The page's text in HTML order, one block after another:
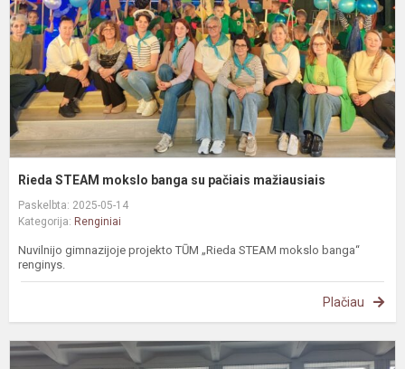
Rieda STEAM mokslo banga su pačiais mažiausiais
Paskelbta: 2025-05-14
Kategorija: Renginiai
Nuvilnijo gimnazijoje projekto TŪM „Rieda STEAM mokslo banga“
renginys.
Plačiau